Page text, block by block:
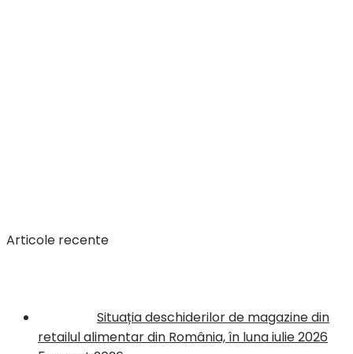
Articole recente
Situația deschiderilor de magazine din
retailul alimentar din România, în luna iulie 2026